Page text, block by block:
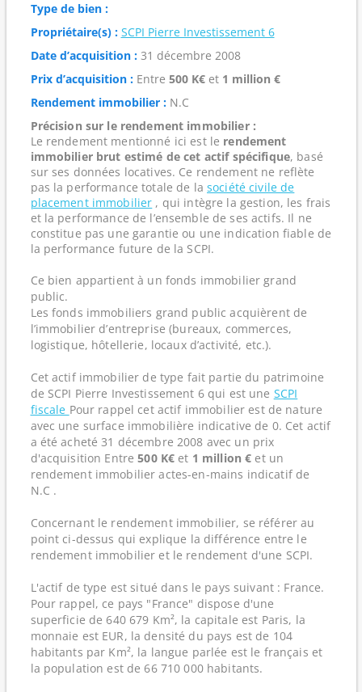
Type de bien :
Propriétaire(s) : SCPI Pierre Investissement 6
Date d’acquisition :31 décembre 2008
Prix d’acquisition :Entre 500 K€et 1 million €
Rendement immobilier :N.C
Précision sur le rendement immobilier :
Le rendement mentionné ici est le rendement
immobilier brut estimé de cet actif spécifique, basé
sur ses données locatives. Ce rendement ne reflète
pas la performance totale de la société civile de
placement immobilier , qui intègre la gestion, les frais
et la performance de l’ensemble de ses actifs. Il ne
constitue pas une garantie ou une indication fiable de
la performance future de la SCPI.
Ce bien appartient à un fonds immobilier grand
public.
Les fonds immobiliers grand public acquièrent de
l’immobilier d’entreprise (bureaux, commerces,
logistique, hôtellerie, locaux d’activité, etc.).
Cet actif immobilier de type fait partie du patrimoine
de SCPI Pierre Investissement 6 qui est une SCPI
fiscale Pour rappel cet actif immobilier est de nature
avec une surface immobilière indicative de 0. Cet actif
a été acheté 31 décembre 2008 avec un prix
d'acquisition Entre500 K€ et 1 million € et un
rendement immobilier actes-en-mains indicatif de
N.C .
Concernant le rendement immobilier, se référer au
point ci-dessus qui explique la différence entre le
rendement immobilier et le rendement d'une SCPI.
L'actif de type est situé dans le pays suivant : France.
Pour rappel, ce pays "France" dispose d'une
superficie de 640 679 Km², la capitale est Paris, la
monnaie est EUR, la densité du pays est de 104
habitants par Km², la langue parlée est le français et
la population est de 66 710 000 habitants.